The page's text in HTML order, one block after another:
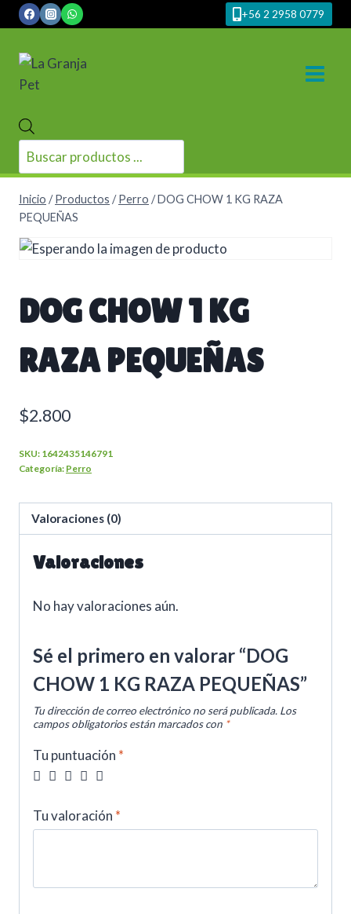
Saltar
al
contenido
+56 2 2958 0779
productos
Inicio / Productos / Perro /DOG CHOW 1 KG RAZA
PEQUEÑAS
DOG CHOW 1 KG
RAZA PEQUEÑAS
$2.800
SKU: 1642435146791
Categoría: Perro
Valoraciones (0)
Valoraciones
No hay valoraciones aún.
Sé el primero en valorar “DOG
CHOW 1 KG RAZA PEQUEÑAS”
Tu dirección de correo electrónico no será publicada. Los
campos obligatorios están marcados con *
Tu puntuación *
Tu valoración *